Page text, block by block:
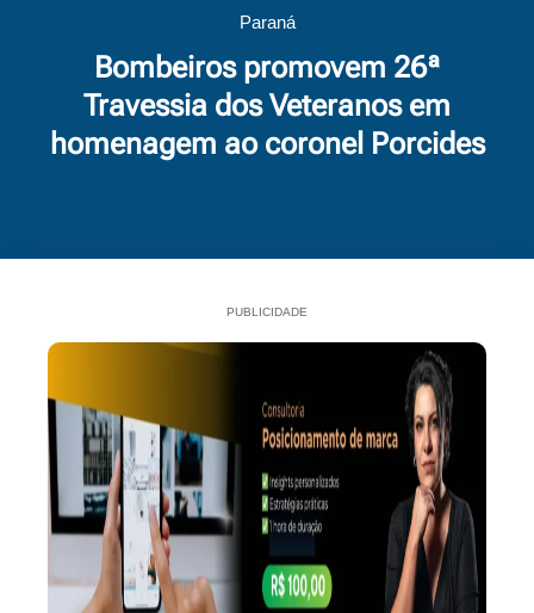
Paraná
Bombeiros promovem 26ª
Travessia dos Veteranos em
homenagem ao coronel Porcides
PUBLICIDADE